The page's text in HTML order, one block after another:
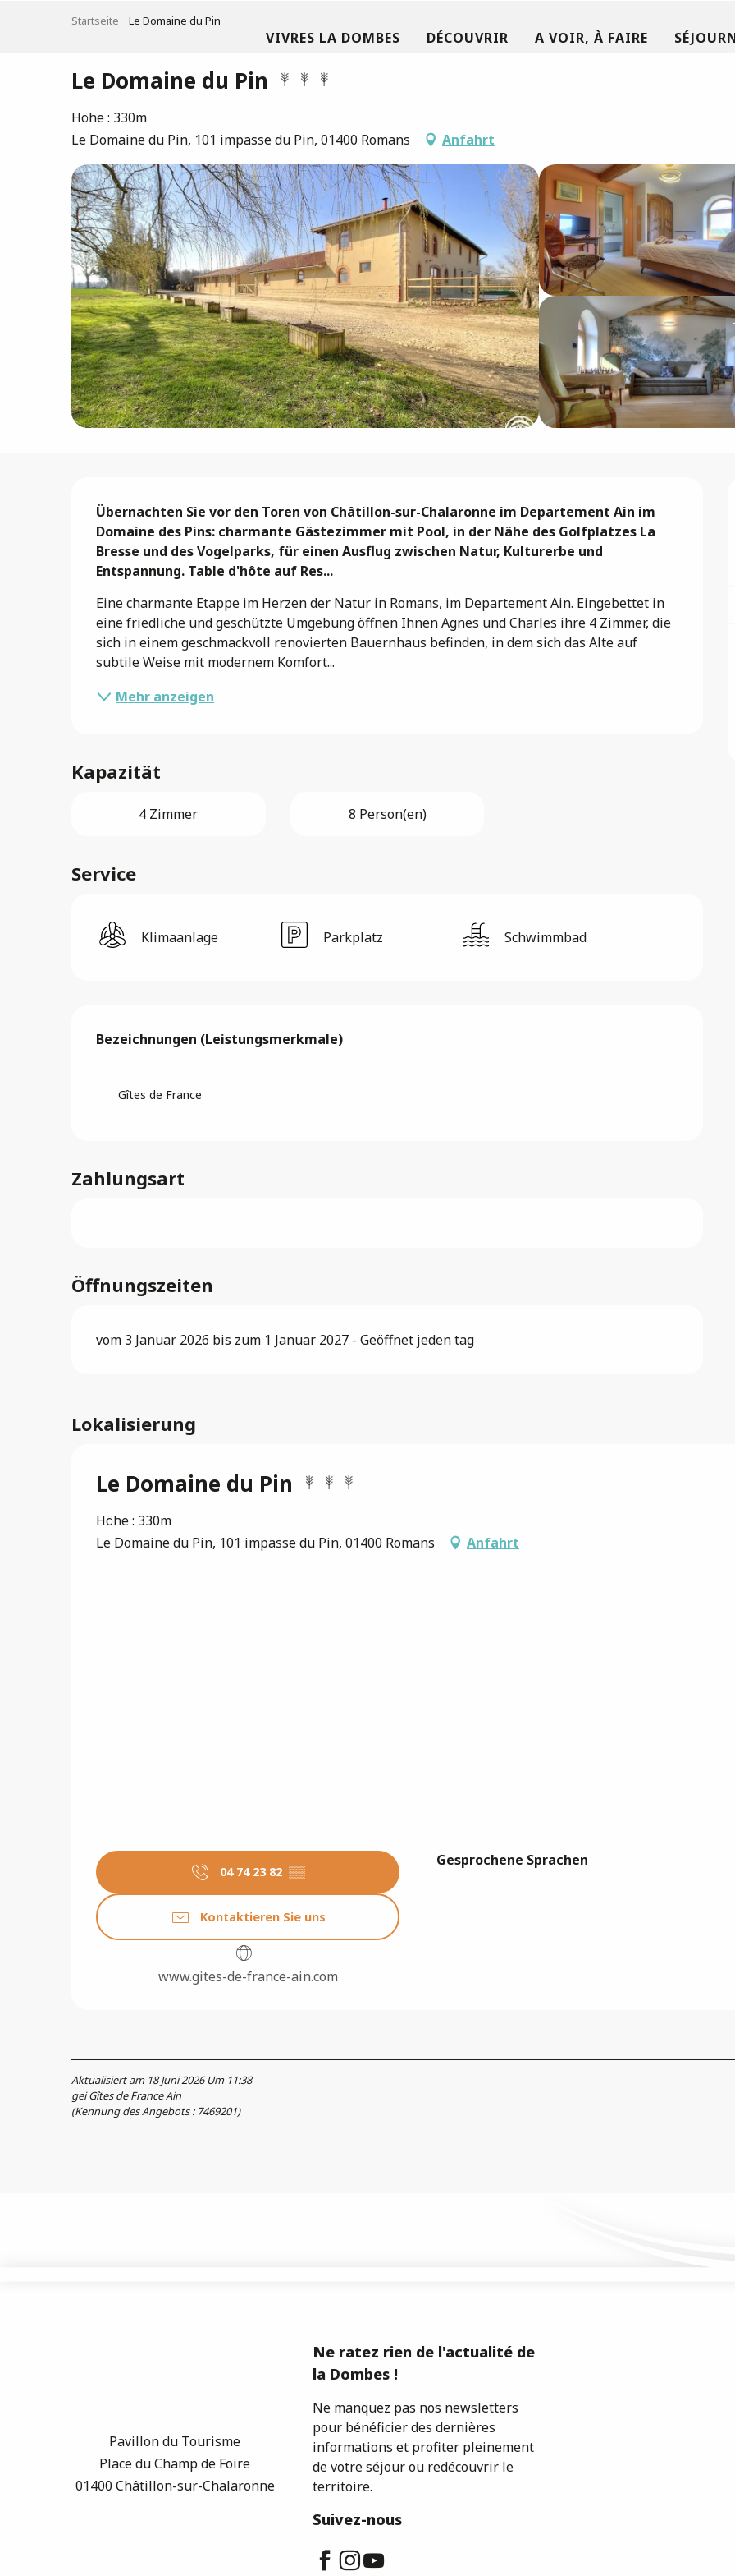
VIVRES LA DOMBES DÉCOUVRIR A VOIR, À FAIRE
Startseite Le Domaine du Pin
Le Domaine du Pin
Höhe : 330m
Le Domaine du Pin, 101 impasse du Pin, 01400 Romans
Anfahrt
Beschreibung
Übernachten Sie vor den Toren von Châtillon-sur-Chalaronne im Departement Ain im
Domaine des Pins: charmante Gästezimmer mit Pool, in der Nähe des Golfplatzes La
Bresse und des Vogelparks, für einen Ausflug zwischen Natur, Kulturerbe und
Entspannung. Table d'hôte auf Res...
Eine charmante Etappe im Herzen der Natur in Romans, im Departement Ain. Eingebettet in
eine friedliche und geschützte Umgebung öffnen Ihnen Agnes und Charles ihre 4 Zimmer, die
sich in einem geschmackvoll renovierten Bauernhaus befinden, in dem sich das Alte auf
subtile Weise mit modernem Komfort...
Mehr anzeigen
Kapazität
4 Zimmer 8 Person(en)
Service
Klimaanlage Parkplatz Schwimmbad
Leistungensmöglichkeiten
Bezeichnungen (Leistungsmerkmale)
Bezeichnungen (Leistungsmerkmale)
Gîtes de France
Zahlungsart
Öffnungszeiten
vom 3 Januar 2026 bis zum 1 Januar 2027 - Geöffnet jeden tag
Lokalisierung
Le Domaine du Pin
Höhe : 330m
Le Domaine du Pin, 101 impasse du Pin, 01400 Romans
Anfahrt
04 74 23 82 ▒▒
Kontaktieren Sie uns
www.gites-de-france-ain.com
Gesprochene Sprachen
Gesprochene Sprachen
Aktualisiert am 18 Juni 2026 Um 11:38
gei Gîtes de France Ain
(Kennung des Angebots : 7469201)
Pavillon du Tourisme
Place du Champ de Foire
01400 Châtillon-sur-Chalaronne
Ne ratez rien de l'actualité de
la Dombes !
Ne manquez pas nos newsletters
pour bénéficier des dernières
informations et profiter pleinement
de votre séjour ou redécouvrir le
territoire.
Suivez-nous